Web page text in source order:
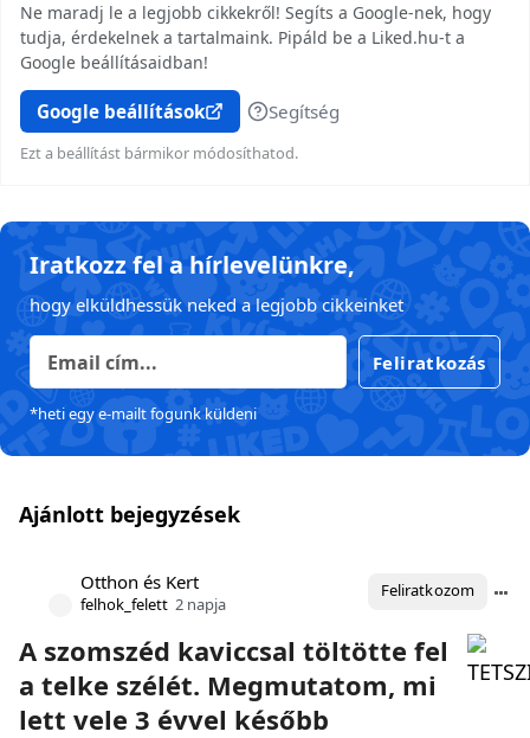
Ne maradj le a legjobb cikkekről! Segíts a Google-nek, hogy
tudja, érdekelnek a tartalmaink. Pipáld be a Liked.hu-t a
Google beállításaidban!
Google beállítások Segítség
Ezt a beállítást bármikor módosíthatod.
Iratkozz fel a hírlevelünkre,
hogy elküldhessük neked a legjobb cikkeinket
Feliratkozás
*heti egy e-mailt fogunk küldeni
Ajánlott bejegyzések
Otthon és Kert
felhok_felett 2 napja
Feliratkozom
A szomszéd kaviccsal töltötte fel
a telke szélét. Megmutatom, mi
lett vele 3 évvel később